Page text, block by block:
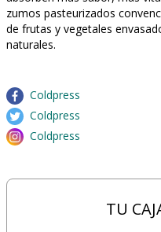
zumos pasteurizados
de frutas y vegetales
naturales.
Coldpress
Coldpress
Coldpress
TU